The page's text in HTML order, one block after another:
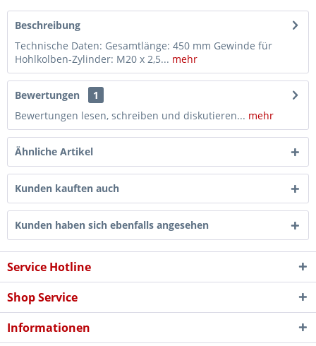
Beschreibung
Technische Daten: Gesamtlänge: 450 mm Gewinde für
Hohlkolben-Zylinder: M20 x 2,5... mehr
Bewertungen
1
Bewertungen lesen, schreiben und diskutieren... mehr
Ähnliche Artikel
Kunden kauften auch
Kunden haben sich ebenfalls angesehen
Service Hotline
Shop Service
Informationen